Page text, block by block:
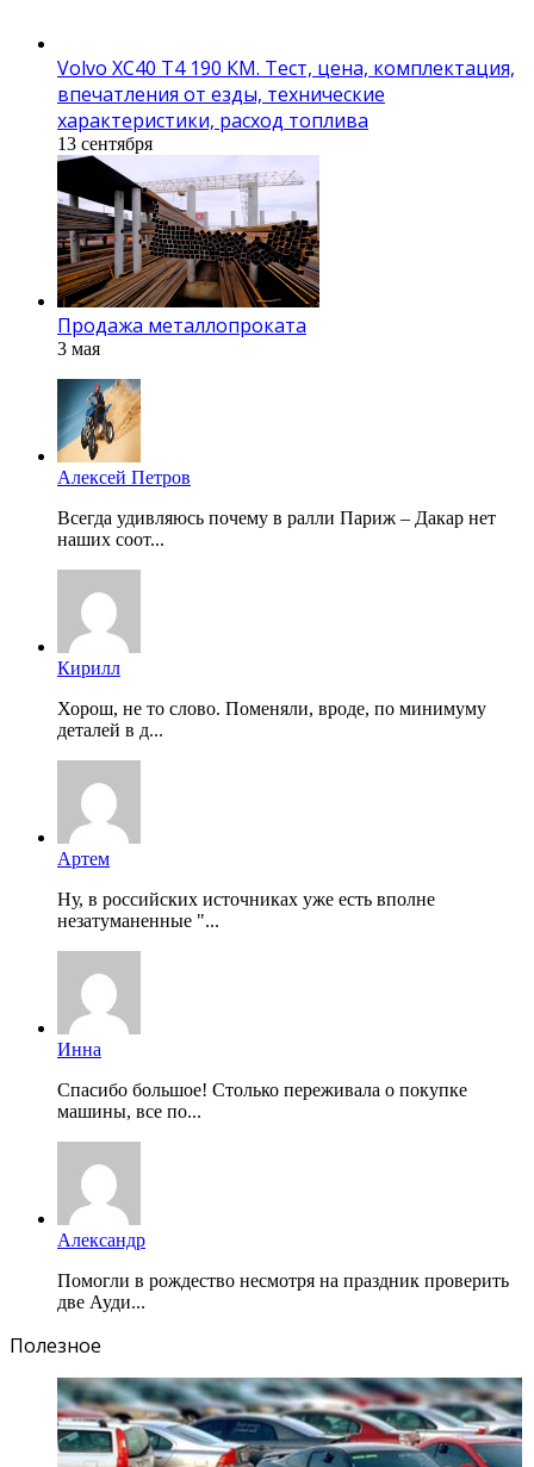
Volvo XC40 T4 190 КМ. Тест, цена, комплектация,
впечатления от езды, технические
характеристики, расход топлива
13 сентября
Продажа металлопроката
3 мая
Алексей Петров
Всегда удивляюсь почему в ралли Париж – Дакар нет
наших соот...
Кирилл
Хорош, не то слово. Поменяли, вроде, по минимуму
деталей в д...
Артем
Ну, в российских источниках уже есть вполне
незатуманенные "...
Инна
Спасибо большое! Столько переживала о покупке
машины, все по...
Александр
Помогли в рождество несмотря на праздник проверить
две Ауди...
Полезное